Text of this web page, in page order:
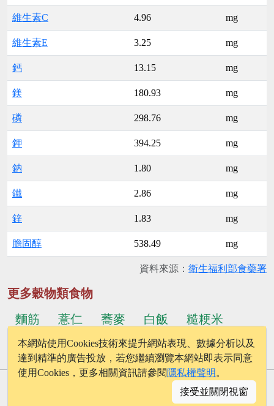
維生素C 4.96 mg
維生素E 3.25 mg
鈣 13.15 mg
鎂 180.93 mg
磷 298.76 mg
鉀 394.25 mg
鈉 1.80 mg
鐵 2.86 mg
鋅 1.83 mg
膽固醇 538.49 mg
資料來源： 衛生福利部食藥署
更多穀物類食物
麵筋
薏仁 蕎麥 白飯
糙粳米
甜玉米
...更多食物
© 2026 - onelife.tw
本網站使用Cookies技術來提升網站表現、數據分析以及
達到精準的廣告投放，若您繼續瀏覽本網站即表示同意
使用Cookies，更多相關資訊請參閱 隱私權聲明 。
接受並關閉視窗